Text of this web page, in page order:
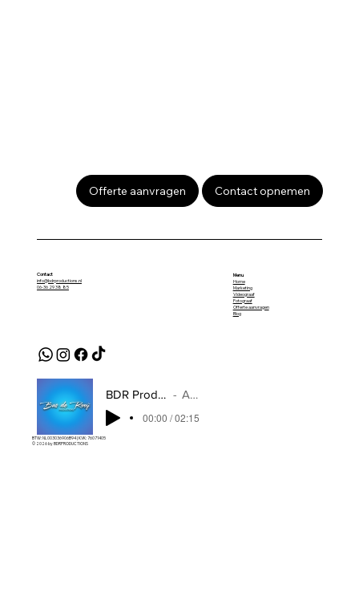
Offerte aanvragen Contact opnemen
Contact
info@bdrproductions.nl
06-36 29 38 85
Menu
Home
Marketing
Videograaf
Fotograaf
Offerte aanvragen
Blog
BDR Productions - Voor Jou
Artist Name
00:00 / 02:15
BTW: NL003036906B94 | KVK: 76071405
© 2026 byBDRPRODUCTIONS